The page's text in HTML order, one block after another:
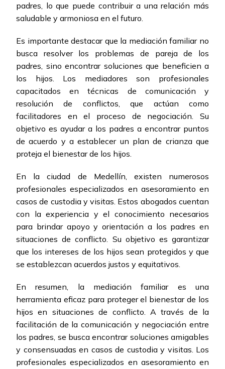
padres, lo que puede contribuir a una relación más
saludable y armoniosa en el futuro.
Es importante destacar que la mediación familiar no
busca resolver los problemas de pareja de los
padres, sino encontrar soluciones que beneficien a
los hijos. Los mediadores son profesionales
capacitados en técnicas de comunicación y
resolución de conflictos, que actúan como
facilitadores en el proceso de negociación. Su
objetivo es ayudar a los padres a encontrar puntos
de acuerdo y a establecer un plan de crianza que
proteja el bienestar de los hijos.
En la ciudad de Medellín, existen numerosos
profesionales especializados en asesoramiento en
casos de custodia y visitas. Estos abogados cuentan
con la experiencia y el conocimiento necesarios
para brindar apoyo y orientación a los padres en
situaciones de conflicto. Su objetivo es garantizar
que los intereses de los hijos sean protegidos y que
se establezcan acuerdos justos y equitativos.
En resumen, la mediación familiar es una
herramienta eficaz para proteger el bienestar de los
hijos en situaciones de conflicto. A través de la
facilitación de la comunicación y negociación entre
los padres, se busca encontrar soluciones amigables
y consensuadas en casos de custodia y visitas. Los
profesionales especializados en asesoramiento en